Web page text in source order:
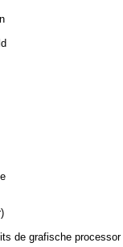
de grafische